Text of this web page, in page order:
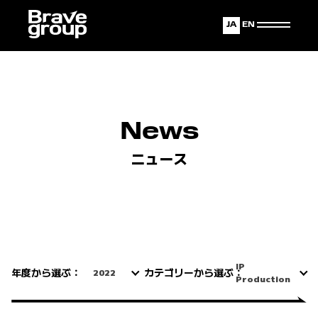
English
Japanese
News
ニュース
年度から選ぶ： 2022 カテゴリーから選ぶ：
IP
Production